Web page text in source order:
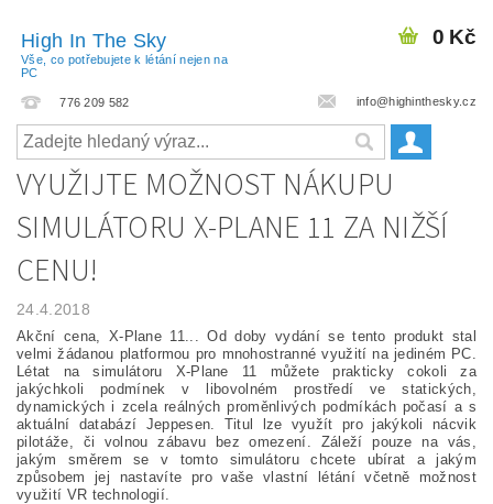
High In The Sky
Vše, co potřebujete k létání nejen na
PC
776 209 582 info@highinthesky.cz
0 Kč
VYUŽIJTE MOŽNOST NÁKUPU
SIMULÁTORU X-PLANE 11 ZA NIŽŠÍ
CENU!
24.4.2018
Akční cena, X-Plane 11... Od doby vydání se tento produkt stal
velmi žádanou platformou pro mnohostranné využití na jediném PC.
Létat na simulátoru X-Plane 11 můžete prakticky cokoli za
jakýchkoli podmínek v libovolném prostředí ve statických,
dynamických i zcela reálných proměnlivých podmíkách počasí a s
aktuální databází Jeppesen. Titul lze využít pro jakýkoli nácvik
pilotáže, či volnou zábavu bez omezení. Záleží pouze na vás,
jakým směrem se v tomto simulátoru chcete ubírat a jakým
způsobem jej nastavíte pro vaše vlastní létání včetně možnost
využití VR technologií.